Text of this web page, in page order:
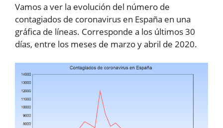
Vamos a ver la evolución del número de
contagiados de coronavirus en España en una
gráfica de líneas. Corresponde a los últimos 30
días, entre los meses de marzo y abril de 2020.